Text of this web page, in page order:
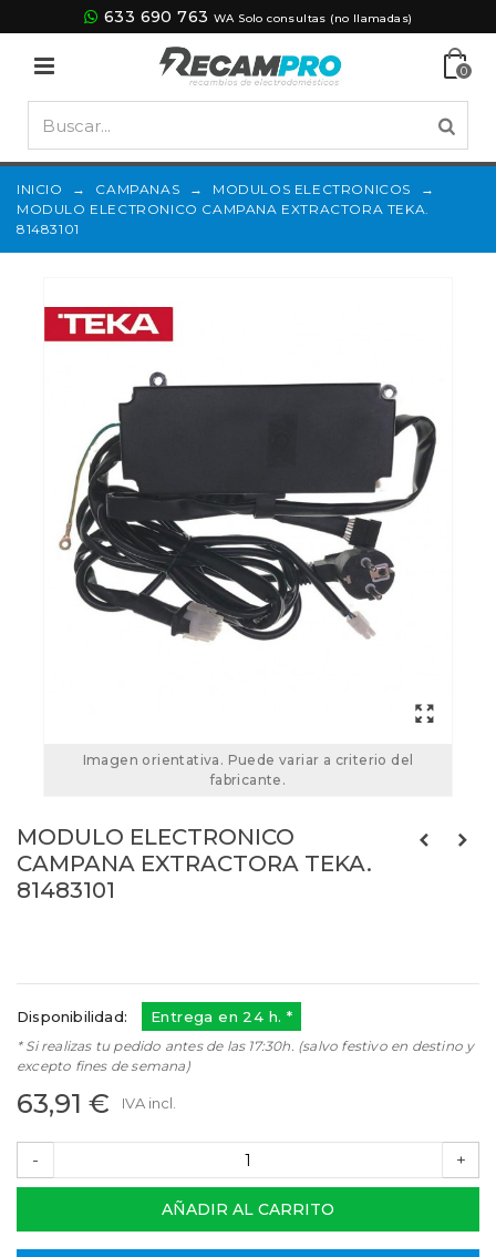
633 690 763 WA Solo consultas (no llamadas)
0
INICIO → CAMPANAS → MODULOS ELECTRONICOS
→
MODULO ELECTRONICO CAMPANA EXTRACTORA TEKA.
81483101
Imagen orientativa. Puede variar a criterio del
fabricante.
MODULO ELECTRONICO
CAMPANA EXTRACTORA TEKA.
81483101
Disponibilidad: Entrega en 24 h. *
* Si realizas tu pedido antes de las 17:30h. (salvo festivo en destino y
excepto fines de semana)
63,91 € IVA incl.
- +
AÑADIR AL CARRITO